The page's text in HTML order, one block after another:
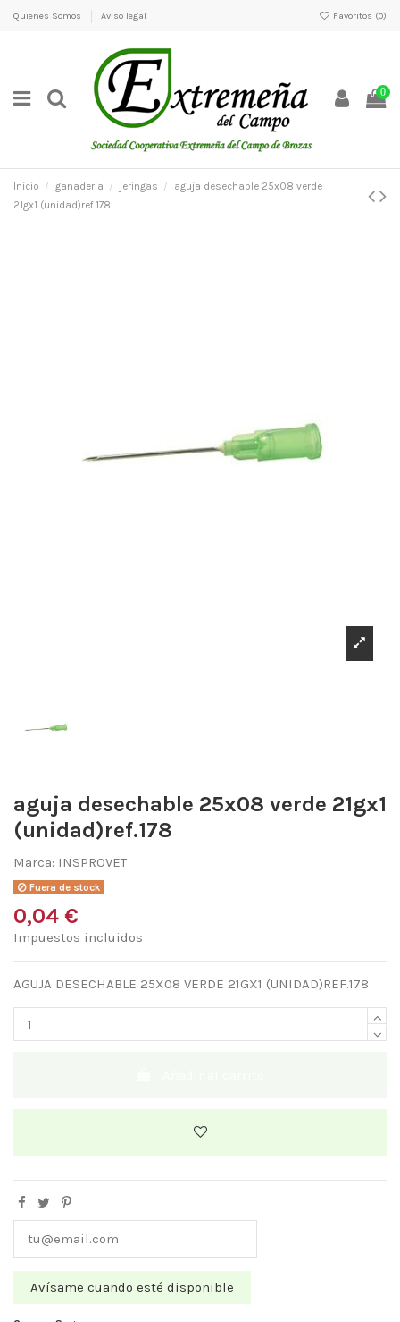
Quienes Somos Aviso legal Favoritos (0)
0
Inicio ganaderia jeringas
aguja desechable 25x08 verde
21gx1 (unidad)ref.178
aguja desechable 25x08 verde 21gx1
(unidad)ref.178
Marca: INSPROVET
Fuera de stock
0,04 €
Impuestos incluidos
AGUJA DESECHABLE 25X08 VERDE 21GX1 (UNIDAD)REF.178